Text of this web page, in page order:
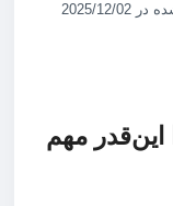
12/02
مهم